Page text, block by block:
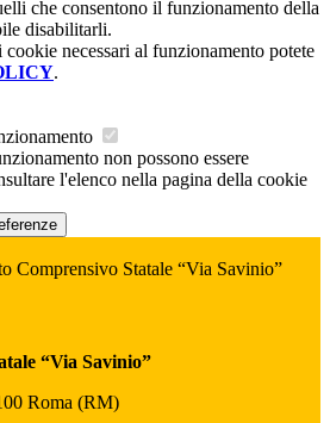
che consentono il funzionamento della
disabilitarli.
necessari al funzionamento potete
.
non possono essere
l'elenco nella pagina della cookie
Comprensivo Statale “Via Savinio”
“Via Savinio”
Roma (RM)